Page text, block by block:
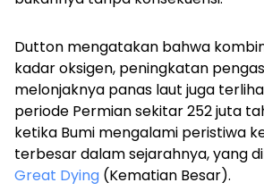
Dutton mengatakan bahwa
kadar oksigen, peningkatan
melonjaknya panas laut juga
periode Permian sekitar 252 juta
ketika Bumi mengalami peristiwa
terbesar dalam sejarahnya, yang
Great Dying (Kematian Besar).